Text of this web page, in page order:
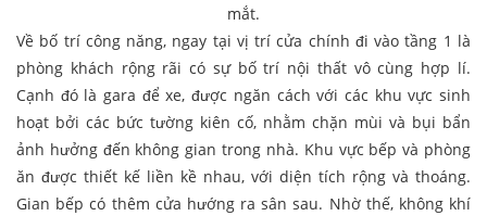
mắt.
Về bố trí công năng, ngay tại vị trí cửa chính đi vào tầng 1 là
phòng khách rộng rãi có sự bố trí nội thất vô cùng hợp lí.
Cạnh đó là gara để xe, được ngăn cách với các khu vực sinh
hoạt bởi các bức tường kiên cố, nhằm chặn mùi và bụi bẩn
ảnh hưởng đến không gian trong nhà. Khu vực bếp và phòng
ăn được thiết kế liền kề nhau, với diện tích rộng và thoáng.
Gian bếp có thêm cửa hướng ra sân sau. Nhờ thế, không khí